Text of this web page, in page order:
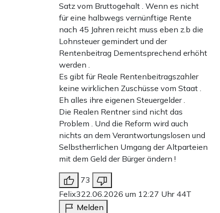
Satz vom Bruttogehalt . Wenn es nicht
für eine halbwegs vernünftige Rente
nach 45 Jahren reicht muss eben z.b die
Lohnsteuer gemindert und der
Rentenbeitrag Dementsprechend erhöht
werden .
Es gibt für Reale Rentenbeitragszahler
keine wirklichen Zuschüsse vom Staat .
Eh alles ihre eigenen Steuergelder .
Die Realen Rentner sind nicht das
Problem . Und die Reform wird auch
nichts an dem Verantwortungslosen und
Selbstherrlichen Umgang der Altparteien
mit dem Geld der Bürger ändern !
73
Felix322.06.2026 um 12:27 Uhr 44T
Melden